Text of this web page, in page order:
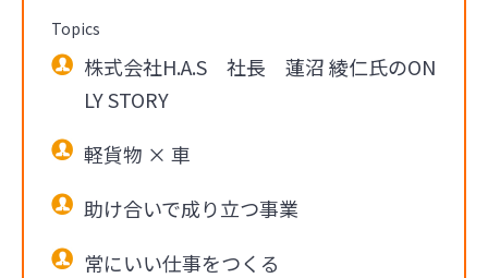
Topics
株式会社H.A.S 社長 蓮沼 綾仁氏のON
LY STORY
軽貨物 × 車
助け合いで成り立つ事業
常にいい仕事をつくる